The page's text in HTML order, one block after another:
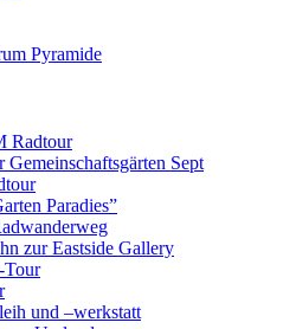
Pyramide
Radtour
Gemeinschaftsgärten Sept
Paradies”
zur Eastside Gallery
Tour
und –werkstatt